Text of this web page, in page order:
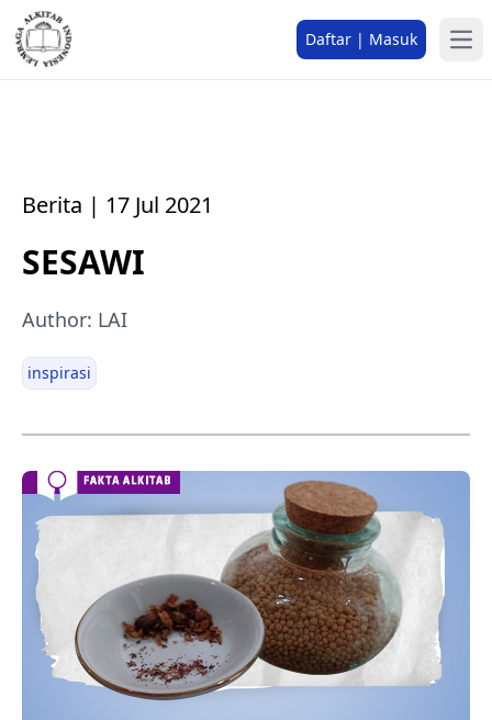
Daftar | Masuk
Berita | 17 Jul 2021
SESAWI
Author: LAI
inspirasi